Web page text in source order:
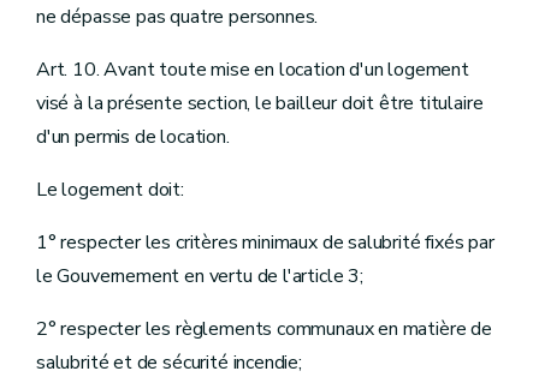
ne dépasse pas quatre personnes.
Art. 10. Avant toute mise en location d'un logement
visé à la présente section, le bailleur doit être titulaire
d'un permis de location.
Le logement doit:
1° respecter les critères minimaux de salubrité fixés par
le Gouvernement en vertu de l'article 3;
2° respecter les règlements communaux en matière de
salubrité et de sécurité incendie;